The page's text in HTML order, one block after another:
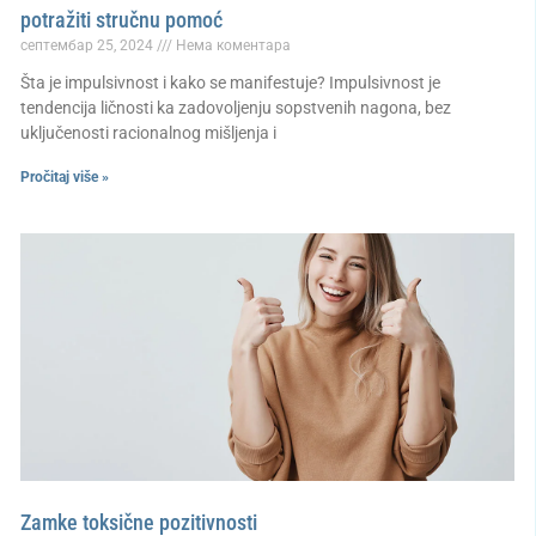
potražiti stručnu pomoć
септембар 25, 2024 Нема коментара
Šta je impulsivnost i kako se manifestuje? Impulsivnost je
tendencija ličnosti ka zadovoljenju sopstvenih nagona, bez
uključenosti racionalnog mišljenja i
Pročitaj više »
Zamke toksične pozitivnosti